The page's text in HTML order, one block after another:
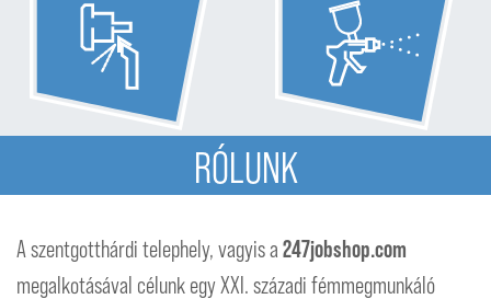
RÓLUNK
A szentgotthárdi telephely, vagyis a247jobshop.com
megalkotásával célunk egy XXI. századi fémmegmunkáló